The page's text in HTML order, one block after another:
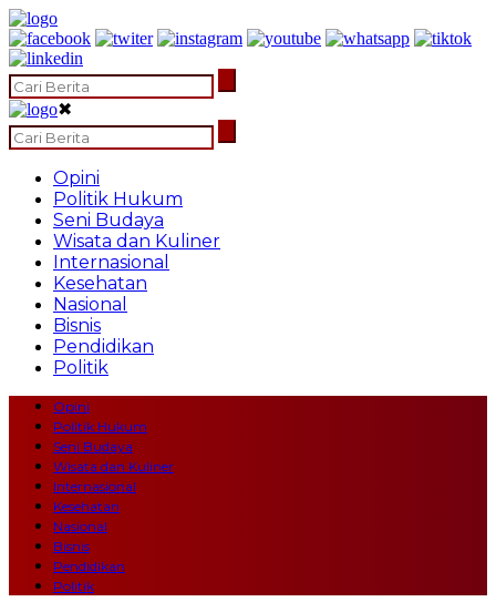
✖
Opini
Politik Hukum
Seni Budaya
Wisata dan Kuliner
Internasional
Kesehatan
Nasional
Bisnis
Pendidikan
Politik
Opini
Politik Hukum
Seni Budaya
Wisata dan Kuliner
Internasional
Kesehatan
Nasional
Bisnis
Pendidikan
Politik